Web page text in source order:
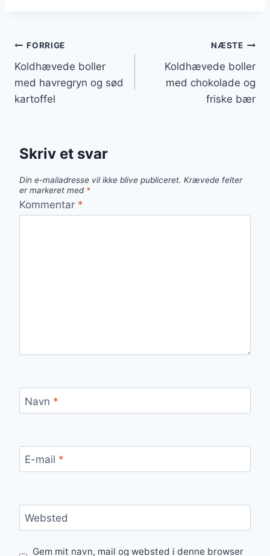
Indlægsnavigation
FORRIGE
Koldhævede boller
med havregryn og sød
kartoffel
NÆSTE
Koldhævede boller
med chokolade og
friske bær
Skriv et svar
Din e-mailadresse vil ikke blive publiceret. Krævede felter
er markeret med *
Kommentar *
Navn *
E-mail *
Websted
Gem mit navn, mail og websted i denne browser